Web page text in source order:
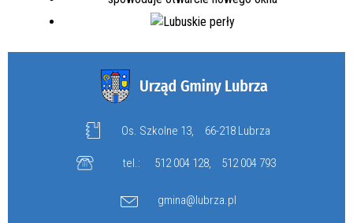
Os. Szkolne 13, 66-218 Lubrza
tel.: 512 004 128, 512 004 793
gmina@lubrza.pl